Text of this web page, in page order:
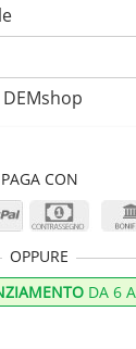
PAGA CON
OPPURE
DA 6